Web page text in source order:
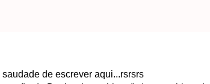
de escrever aqui...rsrsrs